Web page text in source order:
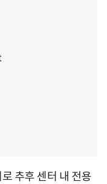
추후 센터 내 전용